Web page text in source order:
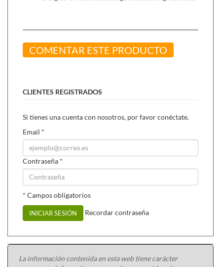
COMENTAR ESTE PRODUCTO
CLIENTES REGISTRADOS
Si tienes una cuenta con nosotros, por favor conéctate.
Email *
Contraseña *
* Campos obligatorios
INICIAR SESIÓN Recordar contraseña
La información contenida en esta web tiene carácter